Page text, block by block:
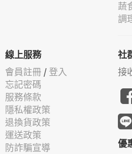
蔬
調
線上服務
會員註冊 / 登入
忘記密碼
服務條款
隱私權政策
退換貨政策
運送政策
防詐騙宣導
社
接
優